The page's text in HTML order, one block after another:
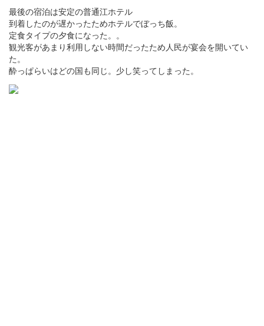
最後の宿泊は安定の普通江ホテル
到着したのが遅かったためホテルでぼっち飯。
定食タイプの夕食になった。。
観光客があまり利用しない時間だったため人民が宴会を開いてい
た。
酔っぱらいはどの国も同じ。少し笑ってしまった。